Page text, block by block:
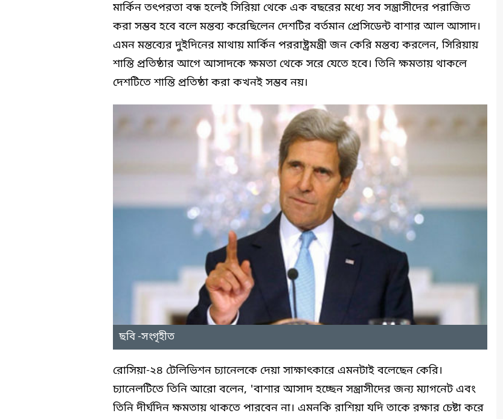
মার্কিন তৎপরতা বন্ধ হলেই সিরিয়া থেকে এক বছরের মধ্যে সব সন্ত্রাসীদের পরাজিত
করা সম্ভব হবে বলে মন্তব্য করেছিলেন দেশটির বর্তমান প্রেসিডেন্ট বাশার আল আসাদ।
এমন মন্তব্যের দুইদিনের মাথায় মার্কিন পররাষ্ট্রমন্ত্রী জন কেরি মন্তব্য করলেন, সিরিয়ায়
শান্তি প্রতিষ্ঠার আগে আসাদকে ক্ষমতা থেকে সরে যেতে হবে। তিনি ক্ষমতায় থাকলে
দেশটিতে শান্তি প্রতিষ্ঠা করা কখনই সম্ভব নয়।
ছবি -সংগৃহীত
রোসিয়া-২৪ টেলিভিশন চ্যানেলকে দেয়া সাক্ষাৎকারে এমনটাই বলেছেন কেরি।
চ্যানেলটিতে তিনি আরো বলেন, 'বাশার আসাদ হচ্ছেন সন্ত্রাসীদের জন্য ম্যাগনেট এবং
তিনি দীর্ঘদিন ক্ষমতায় থাকতে পারবেন না। এমনকি রাশিয়া যদি তাকে রক্ষার চেষ্টা করে